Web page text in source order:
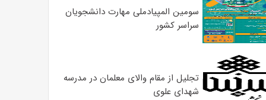
سومین المپیادملی مهارت دانشجویان
سراسر کشور
تجلیل از مقام والای معلمان در مدرسه
شهدای علوی